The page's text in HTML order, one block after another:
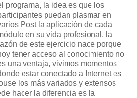
programa, la idea es que los
puedan plasmar en
Post la aplicación de cada
en su vida profesional, la
de este ejercicio nace porque
tener acceso al conocimiento no
una ventaja, vivimos momentos
estar conectado a Internet es
los más variados y extensos
hacer la diferencia es la